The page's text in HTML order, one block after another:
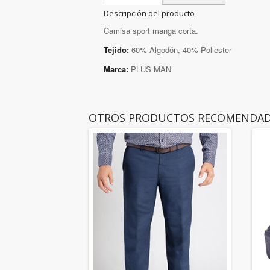
Descripción del producto
Camisa sport manga corta.
Tejido: 60% Algodón, 40% Poliester
Marca: PLUS MAN
OTROS PRODUCTOS